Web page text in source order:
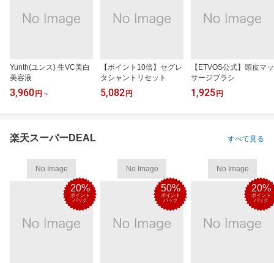
Yunth(ユンス) 生VC美白
美容液
3,960 円 ～
【ポイント10倍】セグレ
タシャントリセット
5,082 円
【ETVOS公式】頭皮マッ
サージブラシ
1,925 円
楽天スーパーDEAL すべて見る
No Image
20%
ポイント
バック
No Image
50%
ポイント
バック
No Image
20%
ポイント
バック